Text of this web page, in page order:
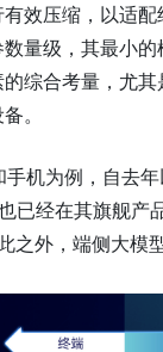
效压缩，以适
量级，其最小的
综合考量，尤其
。
机为例，自去
已经在其旗舰产
之外，端侧大模